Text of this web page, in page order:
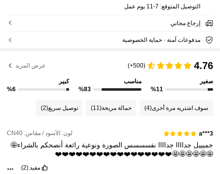
التوصيل المتوقع: 7-11 يوم عمل
إرجاع مجاني
مدفوعات آمنة · حماية الخصوصية
4.76
(500+) عرض المزيد
صغير
%11
مناسب
%83
كبير
%6
سوف اشتريه مرة أخرى(4) حمالة مريحة(11) توصيل سريع(2)
a***3 لون: الأسود / مقاس: CN40
جميييل جداااا جداااا نفسسسس الصورة ونوعية رائعة أنصحكم بالشراء🤩
🤩🤩🤩🤩🤩🤩❤️❤️❤️❤️❤️❤️❤️❤️❤️❤️❤️❤️❤️❤️❤️❤️❤️
مفيد(2)